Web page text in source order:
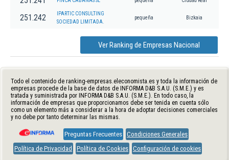
251.242
IPARTIC CONSULTING
SOCIEDAD LIMITADA.
pequeña Bizkaia
Ver Ranking de Empresas Nacional
Todo el contenido de ranking-empresas.eleconomista.es y toda la información de
empresas procede de la base de datos de INFORMA D&B S.A.U. (S.M.E.) y es
tratada y suministrada por INFORMA D&B S.A.U. (S.M.E.). En todo caso, la
información de empresas que proporcionamos debe ser tenida en cuenta sólo
como un elemento más a considerar a la hora de adoptar decisiones comerciales
y no debe por tanto determinar las mismas.
Preguntas Frecuentes Condiciones Generales
Política de Privacidad
Política de Cookies Configuración de cookies